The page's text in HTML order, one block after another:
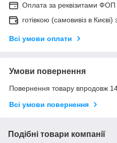
Оплата за реквізитами ФОП
готівкою (самовивіз в
Всі умови оплати
Умови повернення
Повернення товару впродовж
Всі умови повернення
Подібні товари компанії